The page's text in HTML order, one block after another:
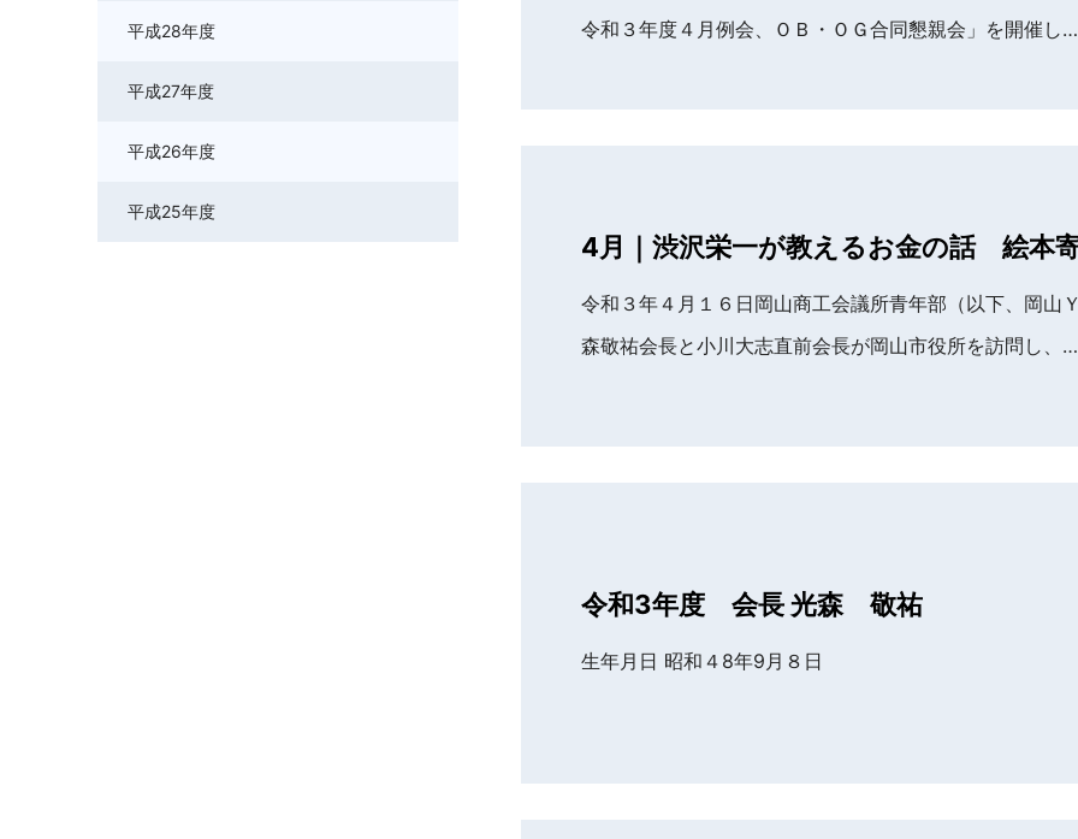
令和３年度４月例会、ＯＢ・ＯＧ合同懇親会」を開催し…
4月｜渋沢栄一が教えるお金の話 絵本
令和３年４月１６日岡山商工会議所青年部（以下、岡山
森敬祐会長と小川大志直前会長が岡山市役所を訪問し、…
令和3年度 会長 光森 敬祐
生年月日 昭和４8年9月８日
平成28年度
平成27年度
平成26年度
平成25年度